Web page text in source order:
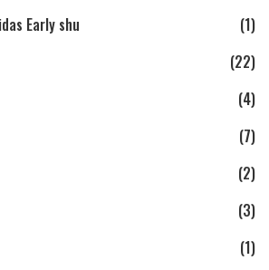
Early shu
(1)
(22)
(4)
(7)
(2)
(3)
(1)